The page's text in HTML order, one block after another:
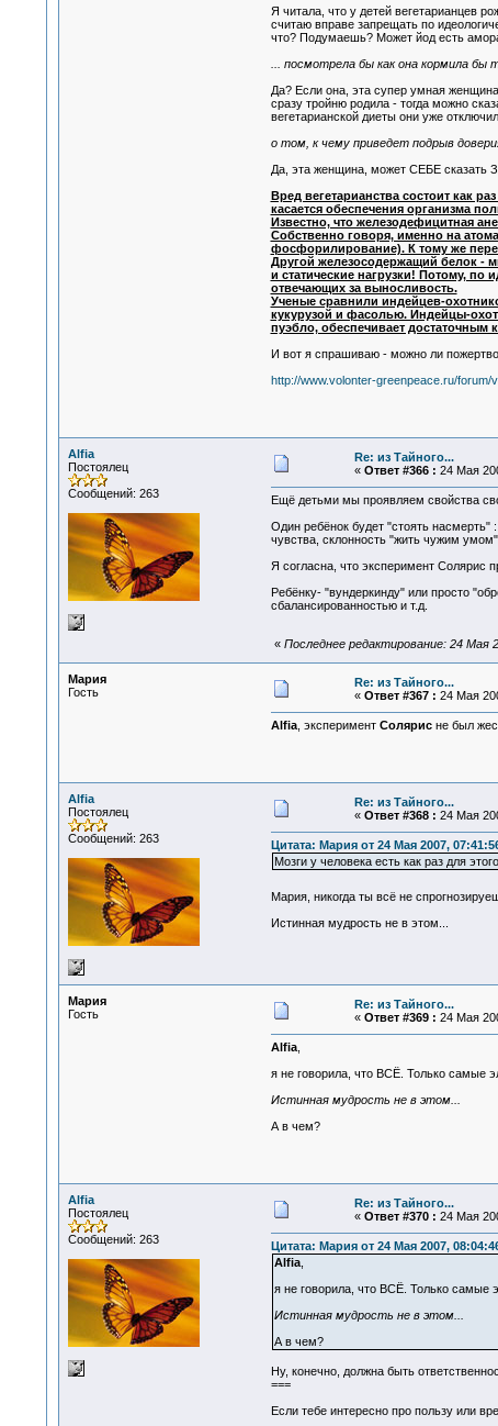
Я читала, что у детей вегетарианцев
считаю вправе запрещать по
что? Подумаешь? Может йод есть
... посмотрела бы как она кормила бы
Да? Если она, эта супер умная
сразу тройню родила - тогда можно
вегетарианской диеты они уже
о том, к чему приведет подрыв
Да, эта женщина, может СЕБЕ сказать
Вред вегетарианства состоит как
касается обеспечения организма
Известно, что железодефицитная
Собственно говоря, именно на
фосфорилирование). К тому же
Другой железосодержащий белок -
и статические нагрузки! Потому,
отвечающих за выносливость.
Ученые сравнили индейцев-
кукурузой и фасолью. Индейцы-
пуэбло, обеспечивает достаточным
И вот я спрашиваю - можно ли
http://www.volonter-greenpeace.ru/forum/
Alfia
Постоялец
Сообщений: 263
Re: из Тайного...
« Ответ #366 : 24 Мая
Ещё детьми мы проявляем свойства
Один ребёнок будет "стоять
чувства, склонность "жить чужим
Я согласна, что эксперимент Солярис
Ребёнку- "вундеркинду" или просто
сбалансированностью и т.д.
« Последнее редактирование: 24 Мая
Мария
Гость
Re: из Тайного...
« Ответ #367 : 24 Мая
Alfia, эксперимент Солярисне был
Alfia
Постоялец
Сообщений: 263
Re: из Тайного...
« Ответ #368 : 24 Мая
Цитата: Мария от 24 Мая 2007,
Мозги у человека есть как раз для
Мария, никогда ты всё не
Истинная мудрость не в этом...
Мария
Гость
Re: из Тайного...
« Ответ #369 : 24 Мая
Alfia,
я не говорила, что ВСЁ. Только самые
Истинная мудрость не в этом...
А в чем?
Alfia
Постоялец
Сообщений: 263
Re: из Тайного...
« Ответ #370 : 24 Мая
Цитата: Мария от 24 Мая 2007,
Alfia,
я не говорила, что ВСЁ. Только самые
Истинная мудрость не в этом...
А в чем?
Ну, конечно, должна быть
===
Если тебе интересно про пользу или